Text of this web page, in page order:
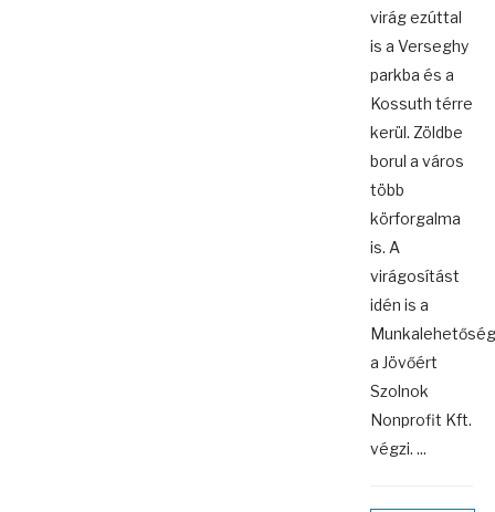
virág ezúttal
is a Verseghy
parkba és a
Kossuth térre
kerül. Zöldbe
borul a város
több
körforgalma
is. A
virágosítást
idén is a
Munkalehetőség
a Jövőért
Szolnok
Nonprofit Kft.
végzi. ...